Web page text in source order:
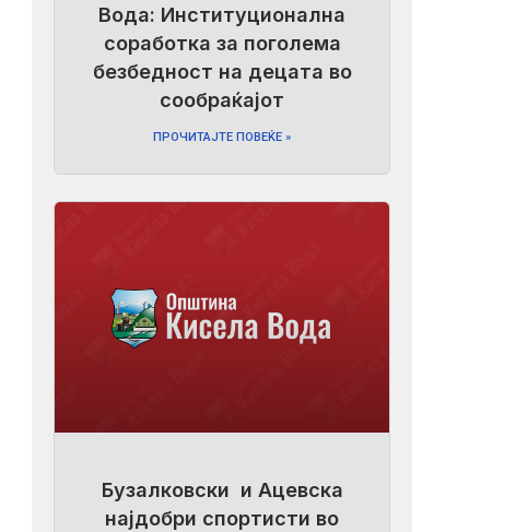
Вода: Институционална
соработка за поголема
безбедност на децата во
сообраќајот
ПРОЧИТАЈТЕ ПОВЕЌЕ »
Бузалковски и Ацевска
најдобри спортисти во